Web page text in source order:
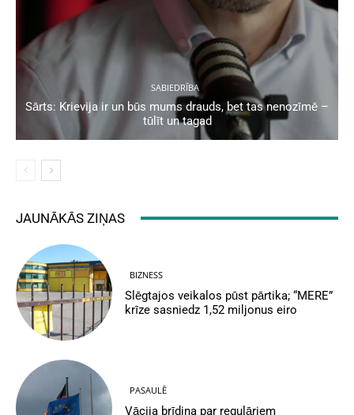
SABIEDRĪBA
Sārts: Krievija ir un būs mums drauds, bet tas nenozīmē –
tūlīt un tagad
JAUNĀKĀS ZIŅAS
BIZNESS
Slēgtajos veikalos pūst pārtika; “MERE”
krīze sasniedz 1,52 miljonus eiro
PASAULĒ
Vācija brīdina par regulāriem